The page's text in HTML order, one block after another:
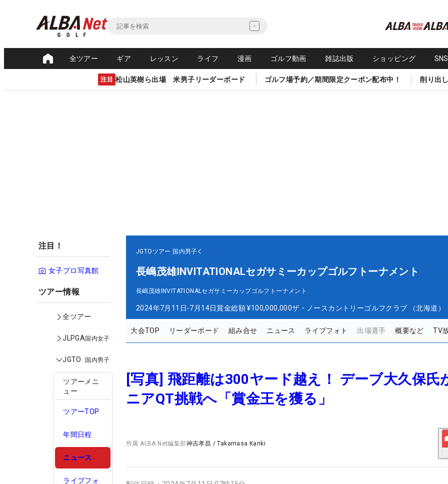
全ツアー ギア レッスン ライフ 漫画 ゴルフ動画 雑誌出版 ショッピング
注目 松山英樹ら出場 米男子リーダーボード ゴルフ場予約／期間限定クーポン配布中！ 削り出
注目！
女子プロ写真館
ツアー情報
全ツアー
JLPGA国内女子
JGTO 国内男子
ツアーメニ
ュー
ツアーTOP
年間日程
ニュース
ライブフォ
JGTOツアー 国内男子
長嶋茂雄INVITATIONALセガサミーカップゴルフトーナメント
長嶋茂雄INVITATIONALセガサミーカップゴルフトーナメント
2024年7月11日-7月14日賞金総額 ¥100,000,000ザ・ノースカントリーゴルフクラブ （北海道）
大会TOP リーダーボード 組み合せ ニュース ライブフォト 出場選手 概要など TV
[写真] 飛距離は300ヤード越え！ デーブ大久保氏
ニアQT挑戦へ「賞金王を獲る」
所属ALBA Net編集部神吉孝昌 /Takamasa Kanki